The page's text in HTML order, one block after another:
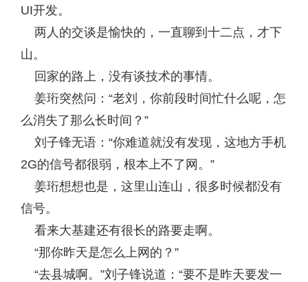
UI开发。
两人的交谈是愉快的，一直聊到十二点，才下
山。
回家的路上，没有谈技术的事情。
姜珩突然问：“老刘，你前段时间忙什么呢，怎
么消失了那么长时间？”
刘子锋无语：“你难道就没有发现，这地方手机
2G的信号都很弱，根本上不了网。”
姜珩想想也是，这里山连山，很多时候都没有
信号。
看来大基建还有很长的路要走啊。
“那你昨天是怎么上网的？”
“去县城啊。”刘子锋说道：“要不是昨天要发一